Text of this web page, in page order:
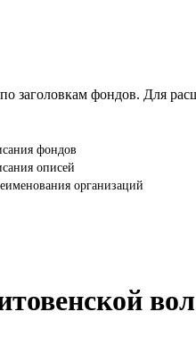
заголовкам фондов. Для
фондов
описей
организаций